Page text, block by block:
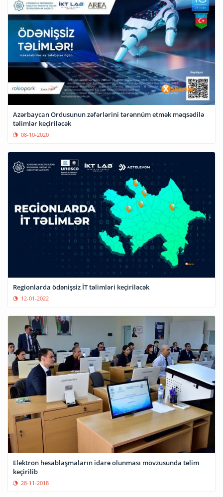
Azərbaycan Ordusunun zəfərlərini tərənnüm etmək məqsədilə
təlimlər keçiriləcək
08-10-2020
Regionlarda ödənişsiz İT təlimləri keçiriləcək
12-01-2022
Elektron hesablaşmaların idarə olunması mövzusunda təlim
keçirilib
28-11-2018